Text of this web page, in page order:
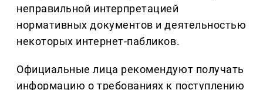
неправильной интерпретацией
нормативных документов и деятельностью
некоторых интернет-пабликов.
Официальные лица рекомендуют получать
информацию о требованиях к поступлению